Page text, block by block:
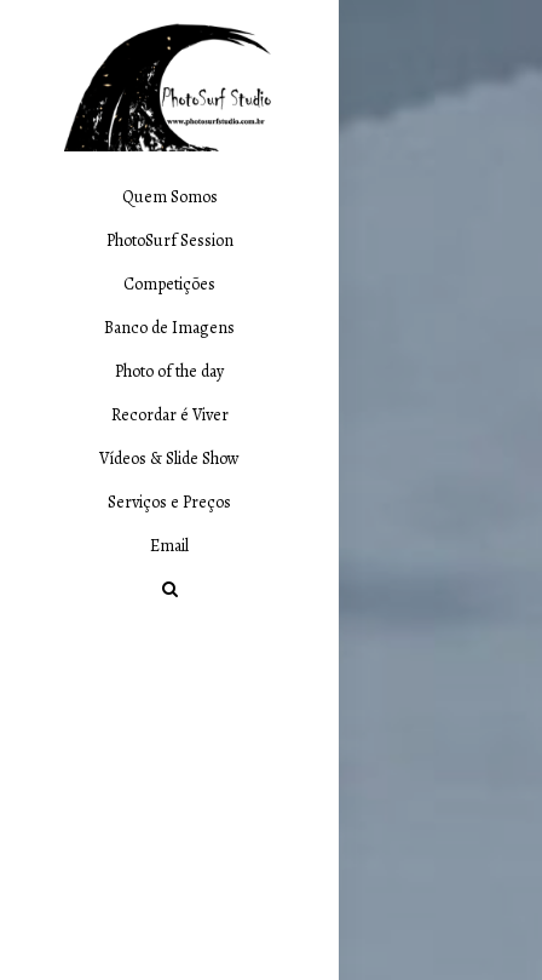
Quem Somos
PhotoSurf Session
Competições
Banco de Imagens
Photo of the day
Recordar é Viver
Vídeos & Slide Show
Serviços e Preços
Email